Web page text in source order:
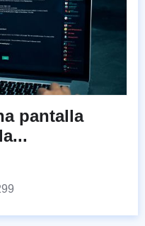
pantalla